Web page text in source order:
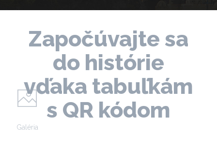
Započúvajte sa
do histórie
vďaka tabuľkám
s QR kódom
Galéria